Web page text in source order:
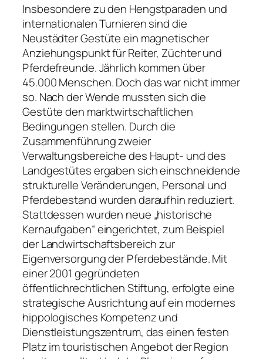
Insbesondere zu den Hengstparaden und
internationalen Turnieren sind die
Neustädter Gestüte ein magnetischer
Anziehungspunkt für Reiter, Züchter und
Pferdefreunde. Jährlich kommen über
45.000 Menschen. Doch das war nicht immer
so. Nach der Wende mussten sich die
Gestüte den marktwirtschaftlichen
Bedingungen stellen. Durch die
Zusammenführung zweier
Verwaltungsbereiche des Haupt­- und des
Landgestütes ergaben sich einschneidende
strukturelle Veränderungen, Personal und
Pferdebestand wurden daraufhin reduziert.
Stattdessen wurden neue „historische
Kernaufgaben“ eingerichtet, zum Beispiel
der Landwirtschaftsbereich zur
Eigenversorgung der Pferdebestände. Mit
einer 2001 gegründeten
öffentlichrechtlichen Stiftung, erfolgte eine
strategische Ausrichtung auf ein modernes
hippologisches Kompetenz­ und
Dienstleistungszentrum, das einen festen
Platz im touristischen Angebot der Region